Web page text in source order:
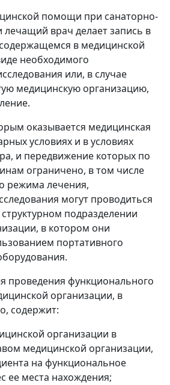
помощи при санаторно-
врач делает запись в
в медицинской
необходимого
или, в случае
медицинскую организацию,
оказывается медицинская
условиях и в условиях
и передвижение которых по
ограничено, в том числе
режима лечения,
могут проводиться
подразделении
в котором они
портативного
проведения функционального
организации, в
содержит:
организации в
медицинской организации,
на функциональное
ее места нахождения;